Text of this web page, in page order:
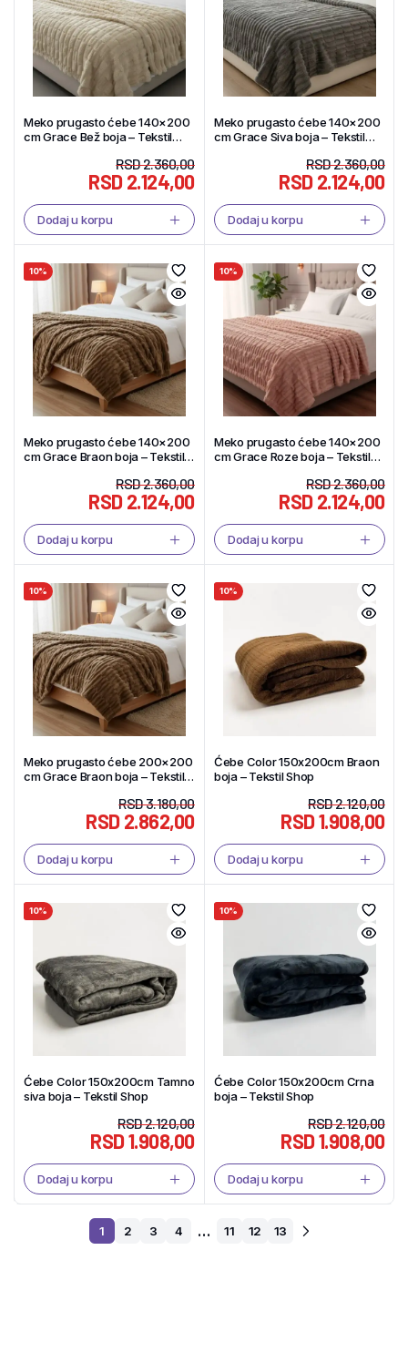
Meko prugasto ćebe 140×200
cm Grace Bež boja – Tekstil
RSD2.360,00
RSD2.124,00
Dodaj u korpu
Meko prugasto ćebe 140×200
cm Grace Siva boja – Tekstil
RSD2.360,00
RSD2.124,00
Dodaj u korpu
10%
Meko prugasto ćebe 140×200
cm Grace Braon boja – Tekstil
RSD2.360,00
RSD2.124,00
Dodaj u korpu
10%
Meko prugasto ćebe 140×200
cm Grace Roze boja – Tekstil
RSD2.360,00
RSD2.124,00
Dodaj u korpu
10%
Meko prugasto ćebe 200×200
cm Grace Braon boja – Tekstil
RSD3.180,00
RSD2.862,00
Dodaj u korpu
10%
Ćebe Color 150x200cm Braon
boja – Tekstil Shop
RSD2.120,00
RSD1.908,00
Dodaj u korpu
10%
Ćebe Color 150x200cm Tamno
siva boja – Tekstil Shop
RSD2.120,00
RSD1.908,00
Dodaj u korpu
10%
Ćebe Color 150x200cm Crna
boja – Tekstil Shop
RSD2.120,00
RSD1.908,00
Dodaj u korpu
1 2 3 4 … 11 12 13